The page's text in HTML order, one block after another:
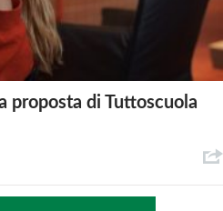
proposta di Tuttoscuola